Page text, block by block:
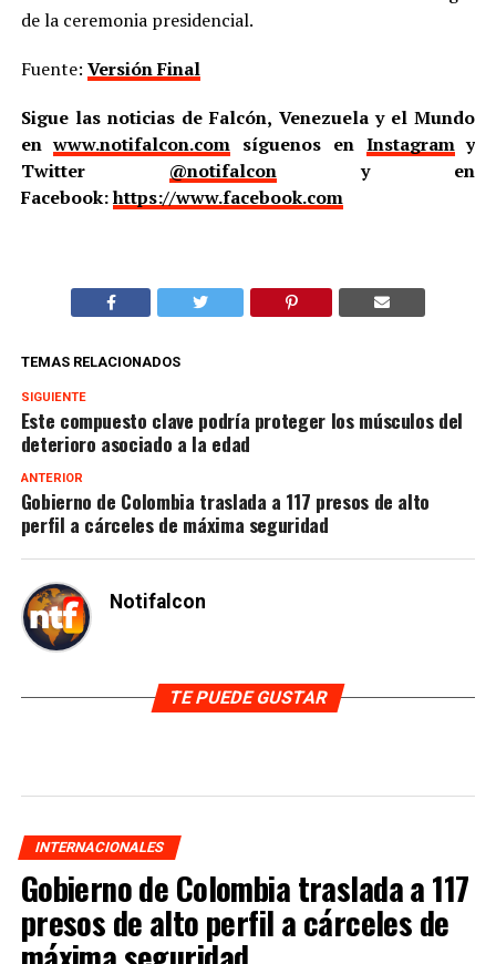
de la ceremonia presidencial.
Fuente: Versión Final
Sigue las noticias de Falcón, Venezuela y el Mundo
enwww.notifalcon.com síguenos en Instagramy
Twitter @notifalcony en
Facebook:https://www.facebook.com
TEMAS RELACIONADOS
SIGUIENTE
Este compuesto clave podría proteger los músculos del
deterioro asociado a la edad
ANTERIOR
Gobierno de Colombia traslada a 117 presos de alto
perfil a cárceles de máxima seguridad
Notifalcon
TE PUEDE GUSTAR
INTERNACIONALES
Gobierno de Colombia traslada a 117
presos de alto perfil a cárceles de